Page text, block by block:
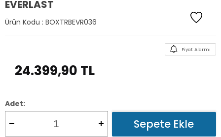
EVERLAST
Ürün Kodu : BOXTRBEVR036
Fiyat Alarmı
24.399,90 TL
Adet:
Sepete Ekle